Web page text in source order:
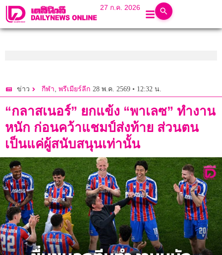
27 ก.ค. 2026
ข่าว กีฬา, พรีเมียร์ลีก 28 พ.ค. 2569 • 12:32 น.
“กลาสเนอร์” ยกแข้ง “พาเลซ” ทำงาน
หนัก ก่อนคว้าแชมป์ส่งท้าย ส่วนตน
เป็นแค่ผู้สนับสนุนเท่านั้น